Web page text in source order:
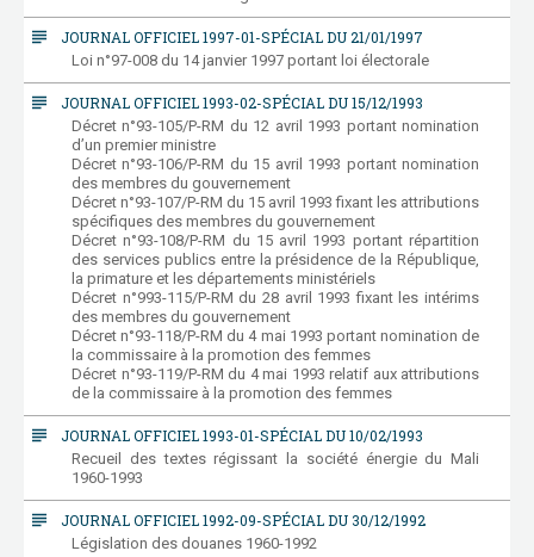
subject JOURNAL OFFICIEL 1997-01-SPÉCIAL DU 21/01/1997
Loi n°97-008 du 14 janvier 1997 portant loi électorale
subject JOURNAL OFFICIEL 1993-02-SPÉCIAL DU 15/12/1993
Décret n°93-105/P-RM du 12 avril 1993 portant nomination
d’un premier ministre
Décret n°93-106/P-RM du 15 avril 1993 portant nomination
des membres du gouvernement
Décret n°93-107/P-RM du 15 avril 1993 fixant les attributions
spécifiques des membres du gouvernement
Décret n°93-108/P-RM du 15 avril 1993 portant répartition
des services publics entre la présidence de la République,
la primature et les départements ministériels
Décret n°993-115/P-RM du 28 avril 1993 fixant les intérims
des membres du gouvernement
Décret n°93-118/P-RM du 4 mai 1993 portant nomination de
la commissaire à la promotion des femmes
Décret n°93-119/P-RM du 4 mai 1993 relatif aux attributions
de la commissaire à la promotion des femmes
subject JOURNAL OFFICIEL 1993-01-SPÉCIAL DU 10/02/1993
Recueil des textes régissant la société énergie du Mali
1960-1993
subject JOURNAL OFFICIEL 1992-09-SPÉCIAL DU 30/12/1992
Législation des douanes 1960-1992